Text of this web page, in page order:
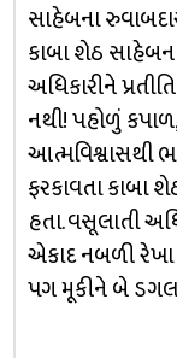
સાહેબના
કાબા શેઠ
અધિકારીને
નથી! પહોળું
આત્મવિશ્વાસથી
ફરકાવતા કાબા
હતા. વસૂલાતી
એકાદ નબળી
પગ મૂકીને બે